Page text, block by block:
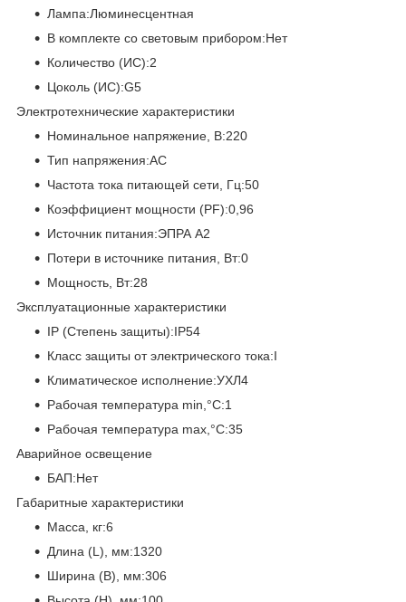
Лампа:Люминесцентная
В комплекте со световым прибором:Нет
Количество (ИС):2
Цоколь (ИС):G5
Электротехнические характеристики
Номинальное напряжение, В:220
Тип напряжения:AC
Частота тока питающей сети, Гц:50
Коэффициент мощности (PF):0,96
Источник питания:ЭПРА А2
Потери в источнике питания, Вт:0
Мощность, Вт:28
Эксплуатационные характеристики
IP (Степень защиты):IP54
Класс защиты от электрического тока:I
Климатическое исполнение:УХЛ4
Рабочая температура min,°C:1
Рабочая температура max,°C:35
Аварийное освещение
БАП:Нет
Габаритные характеристики
Масса, кг:6
Длина (L), мм:1320
Ширина (B), мм:306